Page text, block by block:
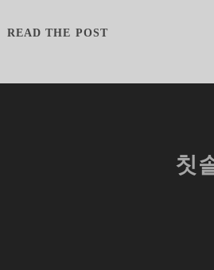
READ THE POST
칫